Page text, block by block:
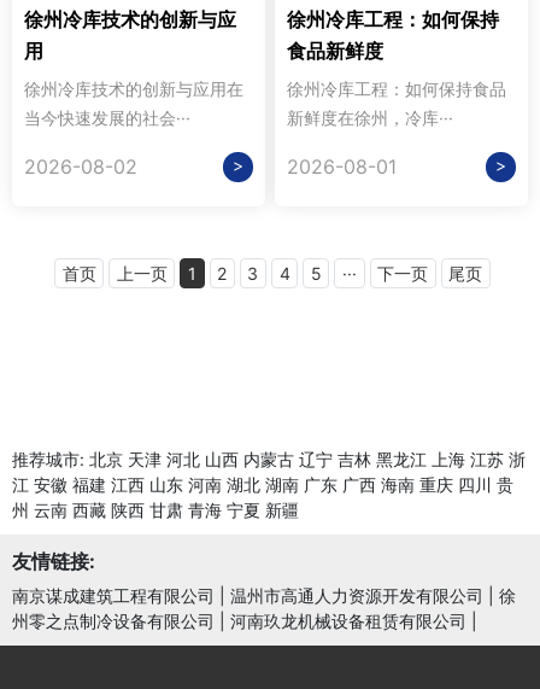
徐州冷库技术的创新与应
用
徐州冷库技术的创新与应用在
当今快速发展的社会···
2026-08-02 >
徐州冷库工程：如何保持
食品新鲜度
徐州冷库工程：如何保持食品
新鲜度在徐州，冷库···
2026-08-01 >
首页 上一页 1 2 3 4 5 ··· 下一页 尾页
推荐城市: 北京 天津 河北 山西 内蒙古 辽宁 吉林 黑龙江 上海 江苏 浙
江 安徽 福建 江西 山东 河南 湖北 湖南 广东 广西 海南 重庆 四川 贵
州 云南 西藏 陕西 甘肃 青海 宁夏 新疆
友情链接:
南京谋成建筑工程有限公司 温州市高通人力资源开发有限公司
徐
州零之点制冷设备有限公司
河南玖龙机械设备租赁有限公司